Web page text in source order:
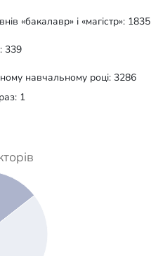
«бакалавр» і «магістр»: 1835
339
навчальному році: 3286
1